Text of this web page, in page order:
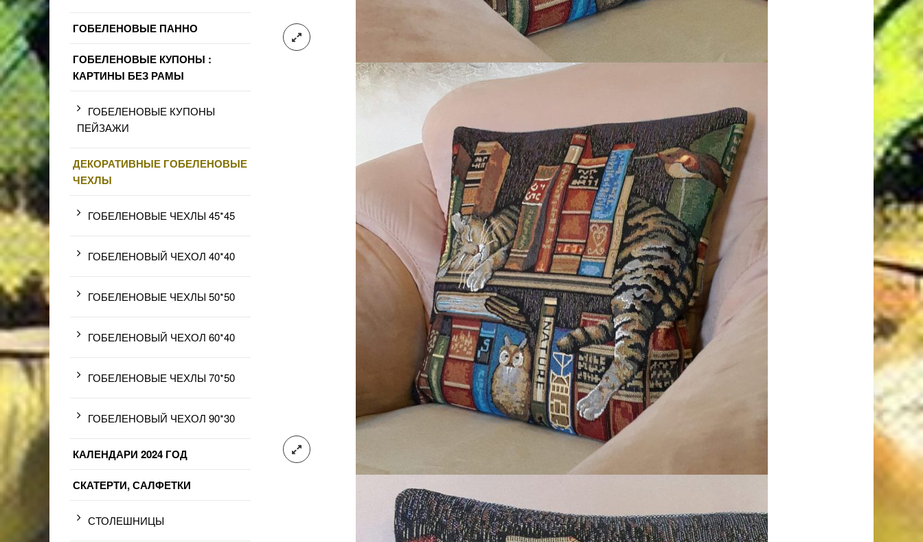
ГОБЕЛЕНОВЫЕ ПАННО
ГОБЕЛЕНОВЫЕ КУПОНЫ :
КАРТИНЫ БЕЗ РАМЫ
ГОБЕЛЕНОВЫЕ КУПОНЫ
ПЕЙЗАЖИ
ДЕКОРАТИВНЫЕ ГОБЕЛЕНОВЫЕ
ЧЕХЛЫ
ГОБЕЛЕНОВЫЕ ЧЕХЛЫ 45*45
ГОБЕЛЕНОВЫЙ ЧЕХОЛ 40*40
ГОБЕЛЕНОВЫЕ ЧЕХЛЫ 50*50
ГОБЕЛЕНОВЫЙ ЧЕХОЛ 60*40
ГОБЕЛЕНОВЫЕ ЧЕХЛЫ 70*50
ГОБЕЛЕНОВЫЙ ЧЕХОЛ 90*30
КАЛЕНДАРИ 2024 ГОД
СКАТЕРТИ, САЛФЕТКИ
СТОЛЕШНИЦЫ